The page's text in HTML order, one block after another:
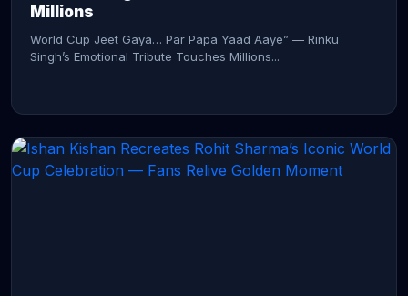
Millions
World Cup Jeet Gaya… Par Papa Yaad Aaye” — Rinku
Singh’s Emotional Tribute Touches Millions...